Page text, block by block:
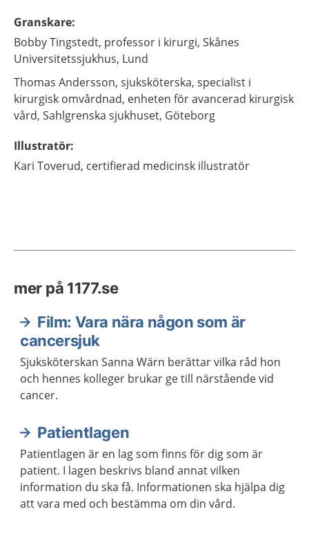
Granskare:
BobbyTingstedt, professor i kirurgi, Skånes
Universitetssjukhus, Lund
Thomas Andersson, sjuksköterska, specialist i
kirurgisk omvårdnad, enheten för avancerad kirurgisk
vård, Sahlgrenska sjukhuset, Göteborg
Illustratör:
Kari Toverud, certifierad medicinsk illustratör
mer på 1177.se
Film: Vara nära någon som är
cancersjuk
Sjuksköterskan Sanna Wärn berättar vilka råd hon
och hennes kolleger brukar ge till närstående vid
cancer.
Patientlagen
Patientlagen är en lag som finns för dig som är
patient. I lagen beskrivs bland annat vilken
information du ska få. Informationen ska hjälpa dig
att vara med och bestämma om din vård.